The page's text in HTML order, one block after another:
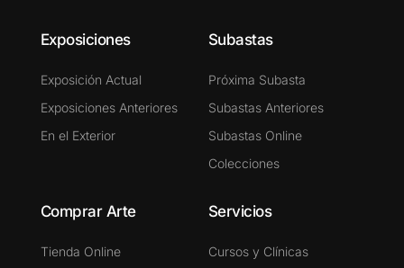
Exposiciones
Exposición Actual
Exposiciones Anteriores
En el Exterior
Subastas
Próxima Subasta
Subastas Anteriores
Subastas Online
Colecciones
Comprar Arte
Tienda Online
Servicios
Cursos y Clínicas